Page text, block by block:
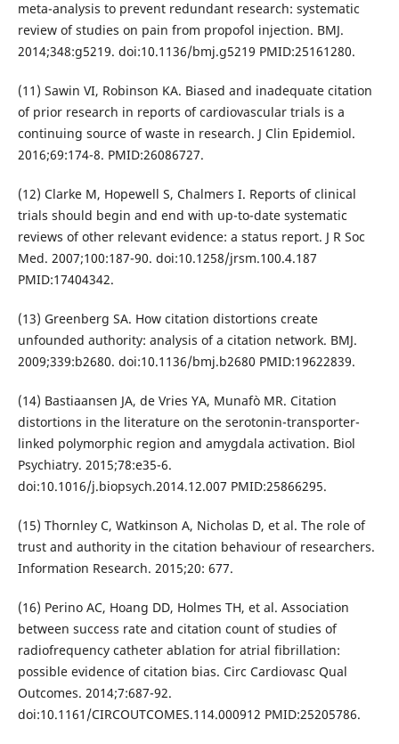
meta-analysis to prevent redundant research: systematic
review of studies on pain from propofol injection. BMJ.
2014;348:g5219. doi:10.1136/bmj.g5219 PMID:25161280.
(11) Sawin VI, Robinson KA. Biased and inadequate citation
of prior research in reports of cardiovascular trials is a
continuing source of waste in research. J Clin Epidemiol.
2016;69:174-8. PMID:26086727.
(12) Clarke M, Hopewell S, Chalmers I. Reports of clinical
trials should begin and end with up-to-date systematic
reviews of other relevant evidence: a status report. J R Soc
Med. 2007;100:187-90. doi:10.1258/jrsm.100.4.187
PMID:17404342.
(13) Greenberg SA. How citation distortions create
unfounded authority: analysis of a citation network. BMJ.
2009;339:b2680. doi:10.1136/bmj.b2680 PMID:19622839.
(14) Bastiaansen JA, de Vries YA, Munafò MR. Citation
distortions in the literature on the serotonin-transporter-
linked polymorphic region and amygdala activation. Biol
Psychiatry. 2015;78:e35-6.
doi:10.1016/j.biopsych.2014.12.007 PMID:25866295.
(15) Thornley C, Watkinson A, Nicholas D, et al. The role of
trust and authority in the citation behaviour of researchers.
Information Research. 2015;20: 677.
(16) Perino AC, Hoang DD, Holmes TH, et al. Association
between success rate and citation count of studies of
radiofrequency catheter ablation for atrial fibrillation:
possible evidence of citation bias. Circ Cardiovasc Qual
Outcomes. 2014;7:687-92.
doi:10.1161/CIRCOUTCOMES.114.000912 PMID:25205786.